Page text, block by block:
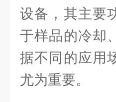
设备，其主要
于样品的冷却
据不同的应用
尤为重要。